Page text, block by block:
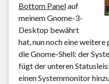
Bottom Panelauf
meinem Gnome-3-
Desktop bewährt
hat, nun noch eine
die Gnome-Shell: der
fügt der unteren
einen Systemmonitor